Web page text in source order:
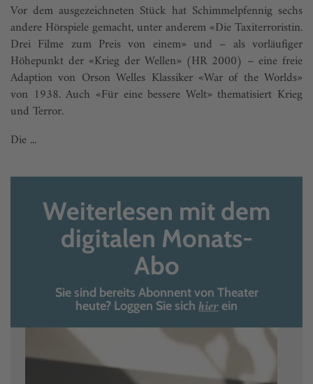
Vor dem ausgezeichneten Stück hat Schimmelpfennig sechs
andere Hörspiele gemacht, unter anderem «Die Taxiterroristin.
Drei Filme zum Preis von einem» und – als vorläufiger
Höhepunkt der «Krieg der Wellen» (HR 2000) – eine freie
Adaption von Orson Welles Klassiker «War of the Worlds»
von 1938. Auch «Für eine bessere Welt» thematisiert Krieg
und Terror.
Die ...
Weiterlesen mit dem
digitalen Monats-
Abo
Sie sind bereits Abonnent von Theater
heute? Loggen Sie sich hierein